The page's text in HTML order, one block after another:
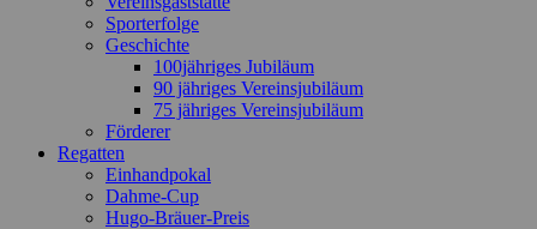
Sporterfolge
Geschichte
100jähriges Jubiläum
90 jähriges Vereinsjubiläum
75 jähriges Vereinsjubiläum
Förderer
Regatten
Einhandpokal
Dahme-Cup
Hugo-Bräuer-Preis